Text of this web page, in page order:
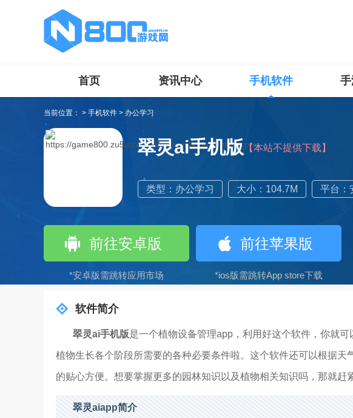
首页 资讯中心 手机软件
当前位置： > 手机软件 > 办公学习
翠灵ai手机版【本站不提供下载】
类型：办公学习 大小：104.7M 平台：
前往安卓版
*安卓版需跳转应用市场
前往苹果版
*ios版需跳转App store下载
软件简介
翠灵ai手机版是一个植物设备管理app，利用好这个软件，你就
植物生长各个阶段所需要的各种必要条件啦。这个软件还可以根据天
的贴心方便。想要掌握更多的园林知识以及植物相关知识吗，那就赶
翠灵aiapp简介